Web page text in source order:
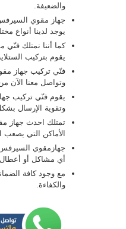
والضعيفة.
جهاز مقوي
يوجد لدينا أنواع
يقوم بتركيب
فنّي تركيب جهاز
وتواصل معنا الآن من
يقوم فنّي تركيب
وتقوية الإرسال
تمتلك احدث جهاز
الأماكن التي يصعب
جهازمقوي السيرفس
أي مشاكل أو أعطال
مع وجود كافة
والكفاءة.